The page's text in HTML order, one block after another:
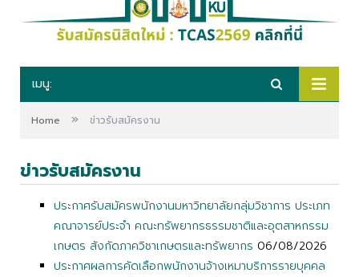
เมนู:
Home » ข่าวรับสมัครงาน
ข่าวรับสมัครงาน
ประกาศรับสมัครพนักงานมหาวิทยาลัยกลุ่มวิชาการ ประเภท
คณาจารย์ประจำ คณะทรัพยากรธรรมชาติและอุตสาหกรรม
เกษตร สังกัดภาควิชาเกษตรและทรัพยากร 06/08/2026
ประกาศผลการคัดเลือกพนักงานจ้างเหมาบริการรายบุคคล